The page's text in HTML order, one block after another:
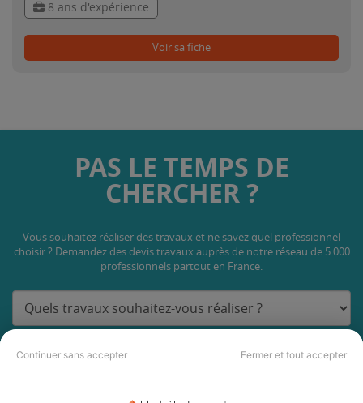
Continuer sans accepter Fermer et tout accepter
8 ans d'expérience
Voir sa fiche
PAS LE TEMPS DE
CHERCHER ?
Vous souhaitez réaliser des travaux et ne savez quel professionnel
choisir ? Demandez des devis travaux auprès de notre réseau de 5 000
professionnels partout en France.